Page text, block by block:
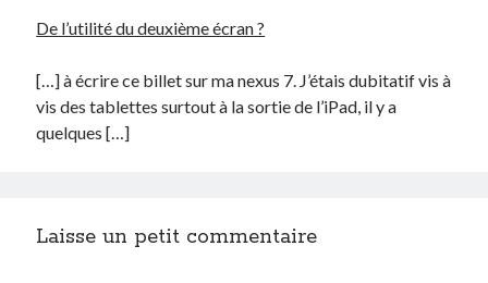
De l’utilité du deuxième écran ?
[…] à écrire ce billet sur ma nexus 7. J’étais dubitatif vis à
vis des tablettes surtout à la sortie de l’iPad, il y a
quelques […]
Laisse un petit commentaire